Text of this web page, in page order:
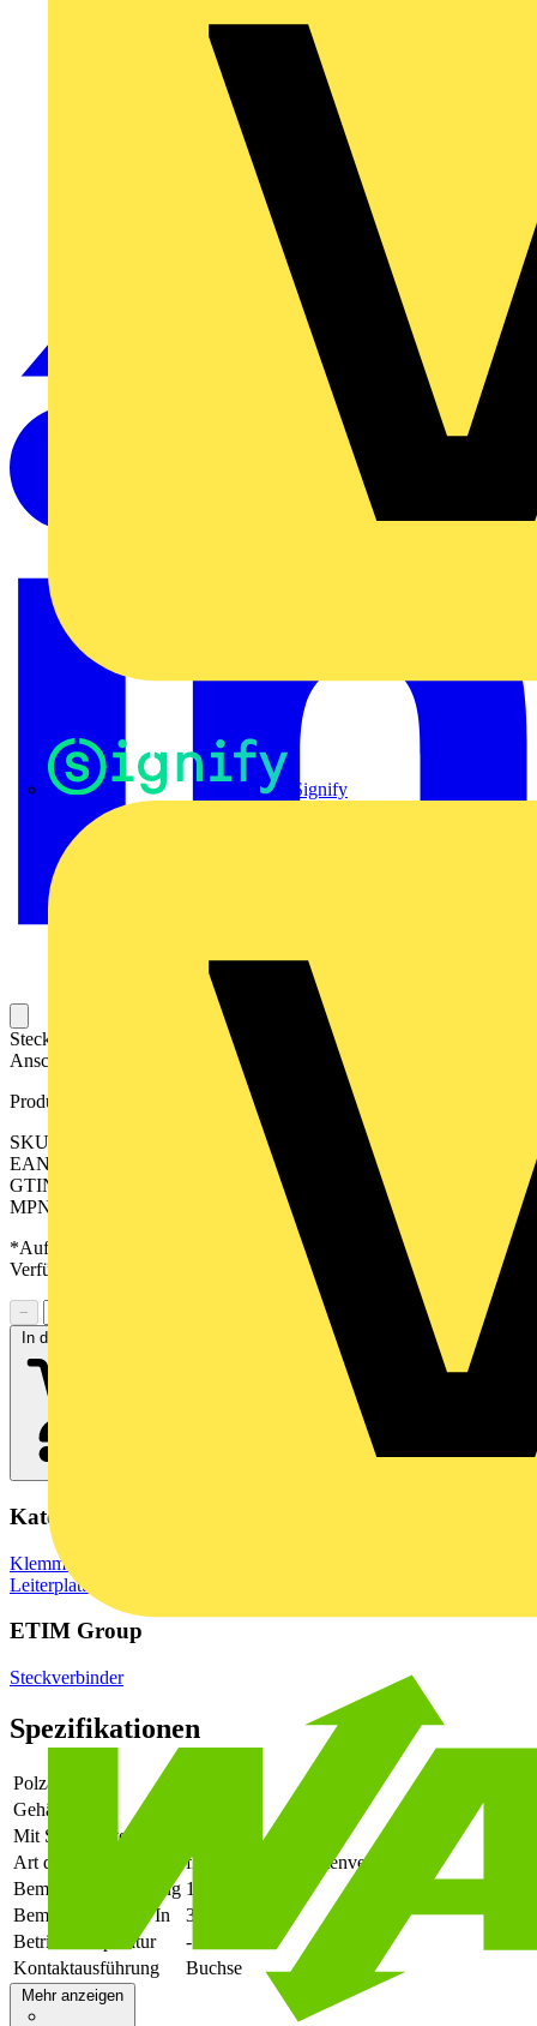
Signify
Steckbarer Leiterplatten-Anschluss mit innovatiever
Anschlusstechnologie für eine sichere und intuitive Handhabung.
Produktkennzeichen
SKU: 2628580000
EAN: 04050118632590
GTIN: 04050118632590
MPN: BVF 7.62HP/05/180MSF2 BCF/06R SN BK BX
*Auf Anfrage verfügbar - bitte in den Warenkorb legen, um
Verfügbarkeit zu prüfen
−
In den Warenkorb
Kategorien
Klemmen, Steckverbinder & Verbindungselemente
Leiterplattensteckverbinder
ETIM Group
Steckverbinder
Spezifikationen
Polzahl
Gehäusefarbe
Mit Schutzleiter
Art der Verbindung
flexibler Leiterplattenverbinder
Bemessungsspannung 1000
Bemessungsstrom In
34
Betriebstemperatur
-50 - 125
Kontaktausführung
Buchse
Mehr anzeigen